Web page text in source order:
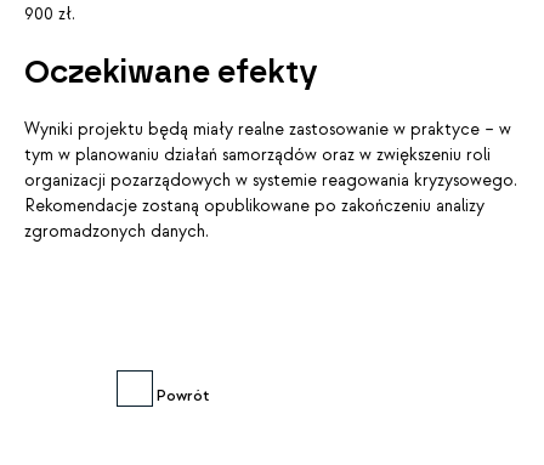
900 zł.
Oczekiwane efekty
Wyniki projektu będą miały realne zastosowanie w praktyce – w
tym w planowaniu działań samorządów oraz w zwiększeniu roli
organizacji pozarządowych w systemie reagowania kryzysowego.
Rekomendacje zostaną opublikowane po zakończeniu analizy
zgromadzonych danych.
Powrót